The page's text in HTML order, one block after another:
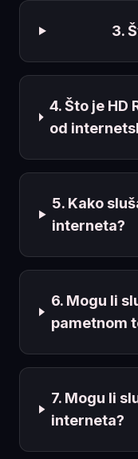
3.
4. Što je HD
od
5. Kako
interneta?
6. Mogu li
pametnom
7. Mogu li
interneta?